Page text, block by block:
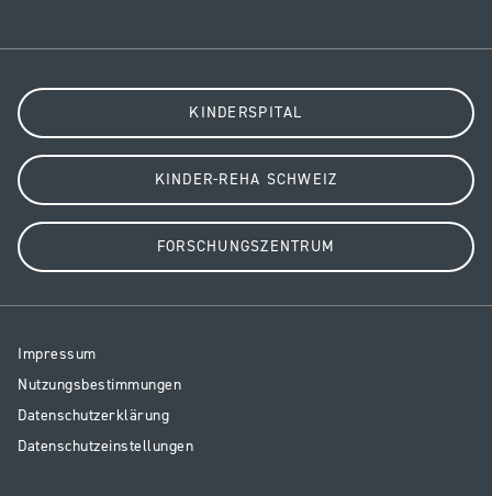
KINDERSPITAL
KINDER-REHA SCHWEIZ
FORSCHUNGSZENTRUM
Resp
Legal
Impressum
Nutzungsbestimmungen
Datenschutzerklärung
Datenschutzeinstellungen